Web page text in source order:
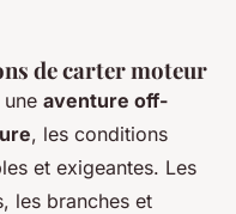
de carter moteur
aventure off-
, les conditions
et exigeantes. Les
les branches et